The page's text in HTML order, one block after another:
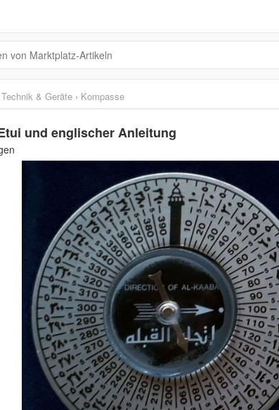
Technik & Geräte › Kompasse
und englischer Anleitung